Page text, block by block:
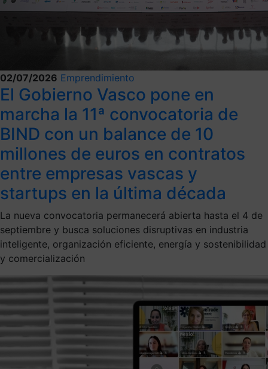
02/07/2026 Emprendimiento
El Gobierno Vasco pone en
marcha la 11ª convocatoria de
BIND con un balance de 10
millones de euros en contratos
entre empresas vascas y
startups en la última década
La nueva convocatoria permanecerá abierta hasta el 4 de
septiembre y busca soluciones disruptivas en industria
inteligente, organización eficiente, energía y sostenibilidad
y comercialización